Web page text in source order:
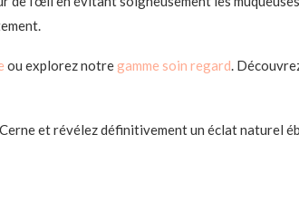
ou explorez notregamme soin regard.
et révélez définitivement un éclat naturel